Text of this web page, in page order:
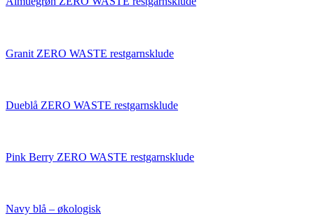
Granit ZERO WASTE restgarnsklude
Dueblå ZERO WASTE restgarnsklude
Pink Berry ZERO WASTE restgarnsklude
Navy blå – økologisk